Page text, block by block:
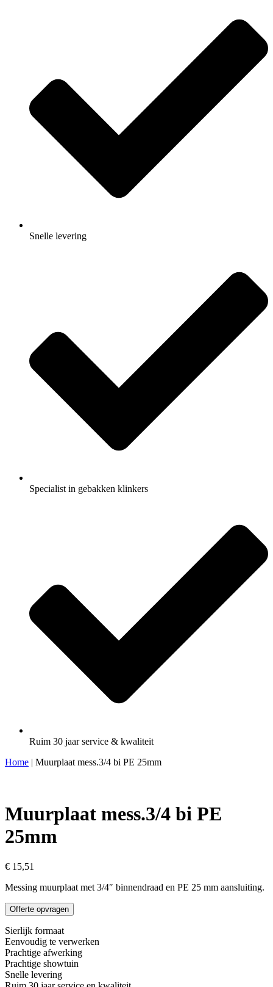
Snelle levering
Specialist in gebakken klinkers
Ruim 30 jaar service & kwaliteit
Home | Muurplaat mess.3/4 bi PE 25mm
Muurplaat mess.3/4 bi PE
25mm
€ 15,51
Messing muurplaat met 3/4″ binnendraad en PE 25 mm aansluiting.
Offerte opvragen
Sierlijk formaat
Eenvoudig te verwerken
Prachtige afwerking
Prachtige showtuin
Snelle levering